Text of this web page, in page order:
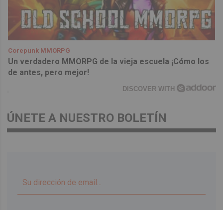
Corepunk MMORPG
Un verdadero MMORPG de la vieja escuela ¡Cómo los
de antes, pero mejor!
DISCOVER WITH
ÚNETE A NUESTRO BOLETÍN